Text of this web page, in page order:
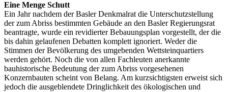
Eine Menge Schutt
Ein Jahr nachdem der Basler Denkmalrat die Unterschutzstellung
der zum Abriss bestimmten Gebäude an den Basler Regierungsrat
beantragte, wurde ein revidierter Bebauungsplan vorgestellt, der die
bis dahin gelaufenen Debatten komplett ignoriert. Weder die
Stimmen der Bevölkerung des umgebenden Wettsteinquartiers
werden gehört. Noch die von allen Fachleuten anerkannte
bauhistorische Bedeutung der zum Abriss vorgesehenen
Konzernbauten scheint von Belang. Am kurzsichtigsten erweist sich
jedoch die ausgeblendete Dringlichkeit des ökologischen und